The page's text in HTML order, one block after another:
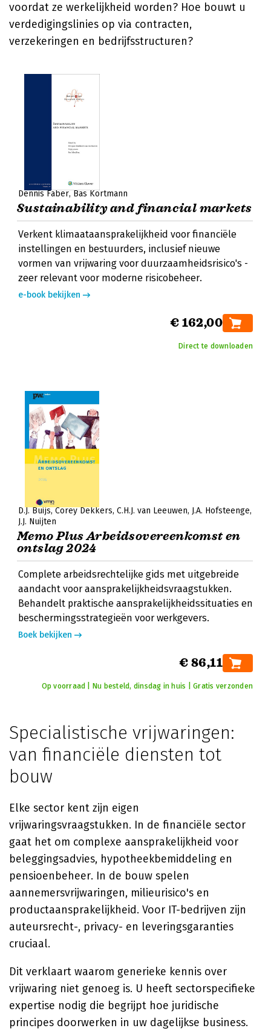
voordat ze werkelijkheid worden? Hoe bouwt u
verdedigingslinies op via contracten,
verzekeringen en bedrijfsstructuren?
Dennis Faber Bas Kortmann
Sustainability and financial markets
Verkent klimaataansprakelijkheid voor financiële
instellingen en bestuurders, inclusief nieuwe
vormen van vrijwaring voor duurzaamheidsrisico's -
zeer relevant voor moderne risicobeheer.
e-book bekijken
€ 162,00
Direct te downloaden
D.J. Buijs Corey Dekkers C.H.J. van Leeuwen J.A. Hofsteenge
J.J. Nuijten
Memo Plus Arbeidsovereenkomst en
ontslag 2024
Complete arbeidsrechtelijke gids met uitgebreide
aandacht voor aansprakelijkheidsvraagstukken.
Behandelt praktische aansprakelijkheidssituaties en
beschermingsstrategieën voor werkgevers.
Boek bekijken
€ 86,11
Op voorraad | Nu besteld, dinsdag in huis | Gratis verzonden
Specialistische vrijwaringen:
van financiële diensten tot
bouw
Elke sector kent zijn eigen
vrijwaringsvraagstukken. In de financiële sector
gaat het om complexe aansprakelijkheid voor
beleggingsadvies, hypotheekbemiddeling en
pensioenbeheer. In de bouw spelen
aannemersvrijwaringen, milieurisico's en
productaansprakelijkheid. Voor IT-bedrijven zijn
auteursrecht-, privacy- en leveringsgaranties
cruciaal.
Dit verklaart waarom generieke kennis over
vrijwaring niet genoeg is. U heeft sectorspecifieke
expertise nodig die begrijpt hoe juridische
principes doorwerken in uw dagelijkse business.